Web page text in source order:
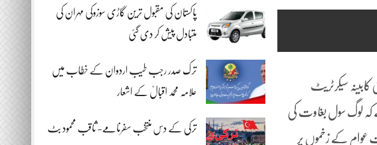
پاکستان کی مقبول ترین گاڑی سوزوکی مہران کی
متبادل پیش کر دی گئی
ترک صدر رجب طیب اردوان کے خطاب میں
علامہ محمد اقبالؒ کے اشعار
ترکی کے دس منتخب سفرنامے- ثاقب محمود بٹ
کابینہ سیکرٹریٹ
کہ لوگ سول بغاوت کی
عوام کے زخموں پر